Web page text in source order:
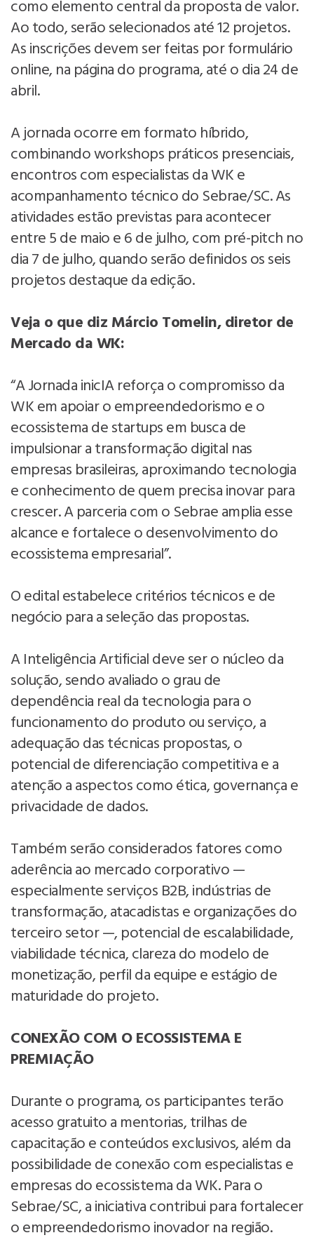
como elemento central da proposta de valor.
Ao todo, serão selecionados até 12 projetos.
As inscrições devem ser feitas por formulário
online, na página do programa, até o dia 24 de
abril.
A jornada ocorre em formato híbrido,
combinando workshops práticos presenciais,
encontros com especialistas da WK e
acompanhamento técnico do Sebrae/SC. As
atividades estão previstas para acontecer
entre 5 de maio e 6 de julho, com pré-pitch no
dia 7 de julho, quando serão definidos os seis
projetos destaque da edição.
Veja o que diz Márcio Tomelin, diretor de
Mercado da WK:
“A Jornada inicIA reforça o compromisso da
WK em apoiar o empreendedorismo e o
ecossistema de startups em busca de
impulsionar a transformação digital nas
empresas brasileiras, aproximando tecnologia
e conhecimento de quem precisa inovar para
crescer. A parceria com o Sebrae amplia esse
alcance e fortalece o desenvolvimento do
ecossistema empresarial”.
O edital estabelece critérios técnicos e de
negócio para a seleção das propostas.
A Inteligência Artificial deve ser o núcleo da
solução, sendo avaliado o grau de
dependência real da tecnologia para o
funcionamento do produto ou serviço, a
adequação das técnicas propostas, o
potencial de diferenciação competitiva e a
atenção a aspectos como ética, governança e
privacidade de dados.
Também serão considerados fatores como
aderência ao mercado corporativo —
especialmente serviços B2B, indústrias de
transformação, atacadistas e organizações do
terceiro setor —, potencial de escalabilidade,
viabilidade técnica, clareza do modelo de
monetização, perfil da equipe e estágio de
maturidade do projeto.
CONEXÃO COM O ECOSSISTEMA E
PREMIAÇÃO
Durante o programa, os participantes terão
acesso gratuito a mentorias, trilhas de
capacitação e conteúdos exclusivos, além da
possibilidade de conexão com especialistas e
empresas do ecossistema da WK. Para o
Sebrae/SC, a iniciativa contribui para fortalecer
o empreendedorismo inovador na região.